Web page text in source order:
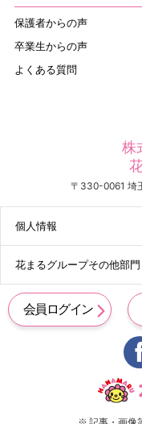
保護者からの声
卒業生からの声
よくある質問
株
〒330-0061 埼
個人情報
花まるグループその他部門
会員ログイン